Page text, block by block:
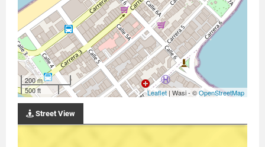
200 m
500 ft
Leaflet | Wasi - ©OpenStreetMap
Street View